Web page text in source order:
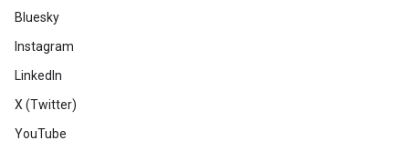
Bluesky
Instagram
LinkedIn
X (Twitter)
YouTube